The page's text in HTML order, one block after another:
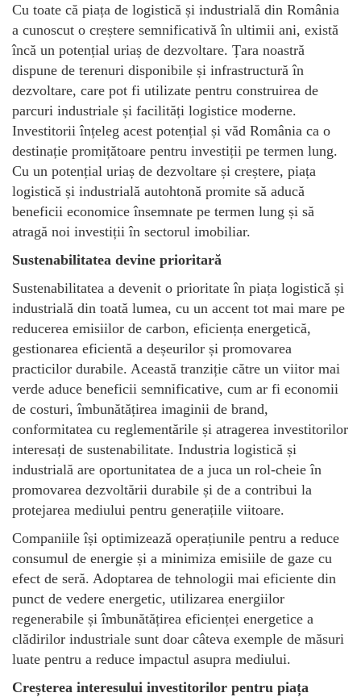
Cu toate că piața de logistică și industrială din România
a cunoscut o creștere semnificativă în ultimii ani, există
încă un potențial uriaș de dezvoltare. Țara noastră
dispune de terenuri disponibile și infrastructură în
dezvoltare, care pot fi utilizate pentru construirea de
parcuri industriale și facilități logistice moderne.
Investitorii înțeleg acest potențial și văd România ca o
destinație promițătoare pentru investiții pe termen lung.
Cu un potențial uriaș de dezvoltare și creștere, piața
logistică și industrială autohtonă promite să aducă
beneficii economice însemnate pe termen lung și să
atragă noi investiții în sectorul imobiliar.
Sustenabilitatea devine prioritară
Sustenabilitatea a devenit o prioritate în piața logistică și
industrială din toată lumea, cu un accent tot mai mare pe
reducerea emisiilor de carbon, eficiența energetică,
gestionarea eficientă a deșeurilor și promovarea
practicilor durabile. Această tranziție către un viitor mai
verde aduce beneficii semnificative, cum ar fi economii
de costuri, îmbunătățirea imaginii de brand,
conformitatea cu reglementările și atragerea investitorilor
interesați de sustenabilitate. Industria logistică și
industrială are oportunitatea de a juca un rol-cheie în
promovarea dezvoltării durabile și de a contribui la
protejarea mediului pentru generațiile viitoare.
Companiile își optimizează operațiunile pentru a reduce
consumul de energie și a minimiza emisiile de gaze cu
efect de seră. Adoptarea de tehnologii mai eficiente din
punct de vedere energetic, utilizarea energiilor
regenerabile și îmbunătățirea eficienței energetice a
clădirilor industriale sunt doar câteva exemple de măsuri
luate pentru a reduce impactul asupra mediului.
Creșterea interesului investitorilor pentru piața